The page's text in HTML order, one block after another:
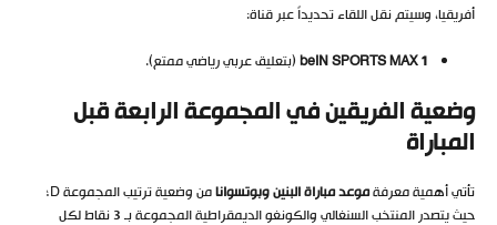
أفريقيا، وسيتم نقل اللقاء تحديداً عبر قناة:
beIN SPORTS MAX 1(بتعليق عربي رياضي ممتع).
وضعية الفريقين في المجموعة الرابعة قبل
المباراة
تأتي أهمية معرفةموعد مباراة البنين وبوتسوانا
من وضعية ترتيب المجموعة D؛
حيث يتصدر المنتخب السنغالي والكونغو الديمقراطية المجموعة بـ 3 نقاط لكل